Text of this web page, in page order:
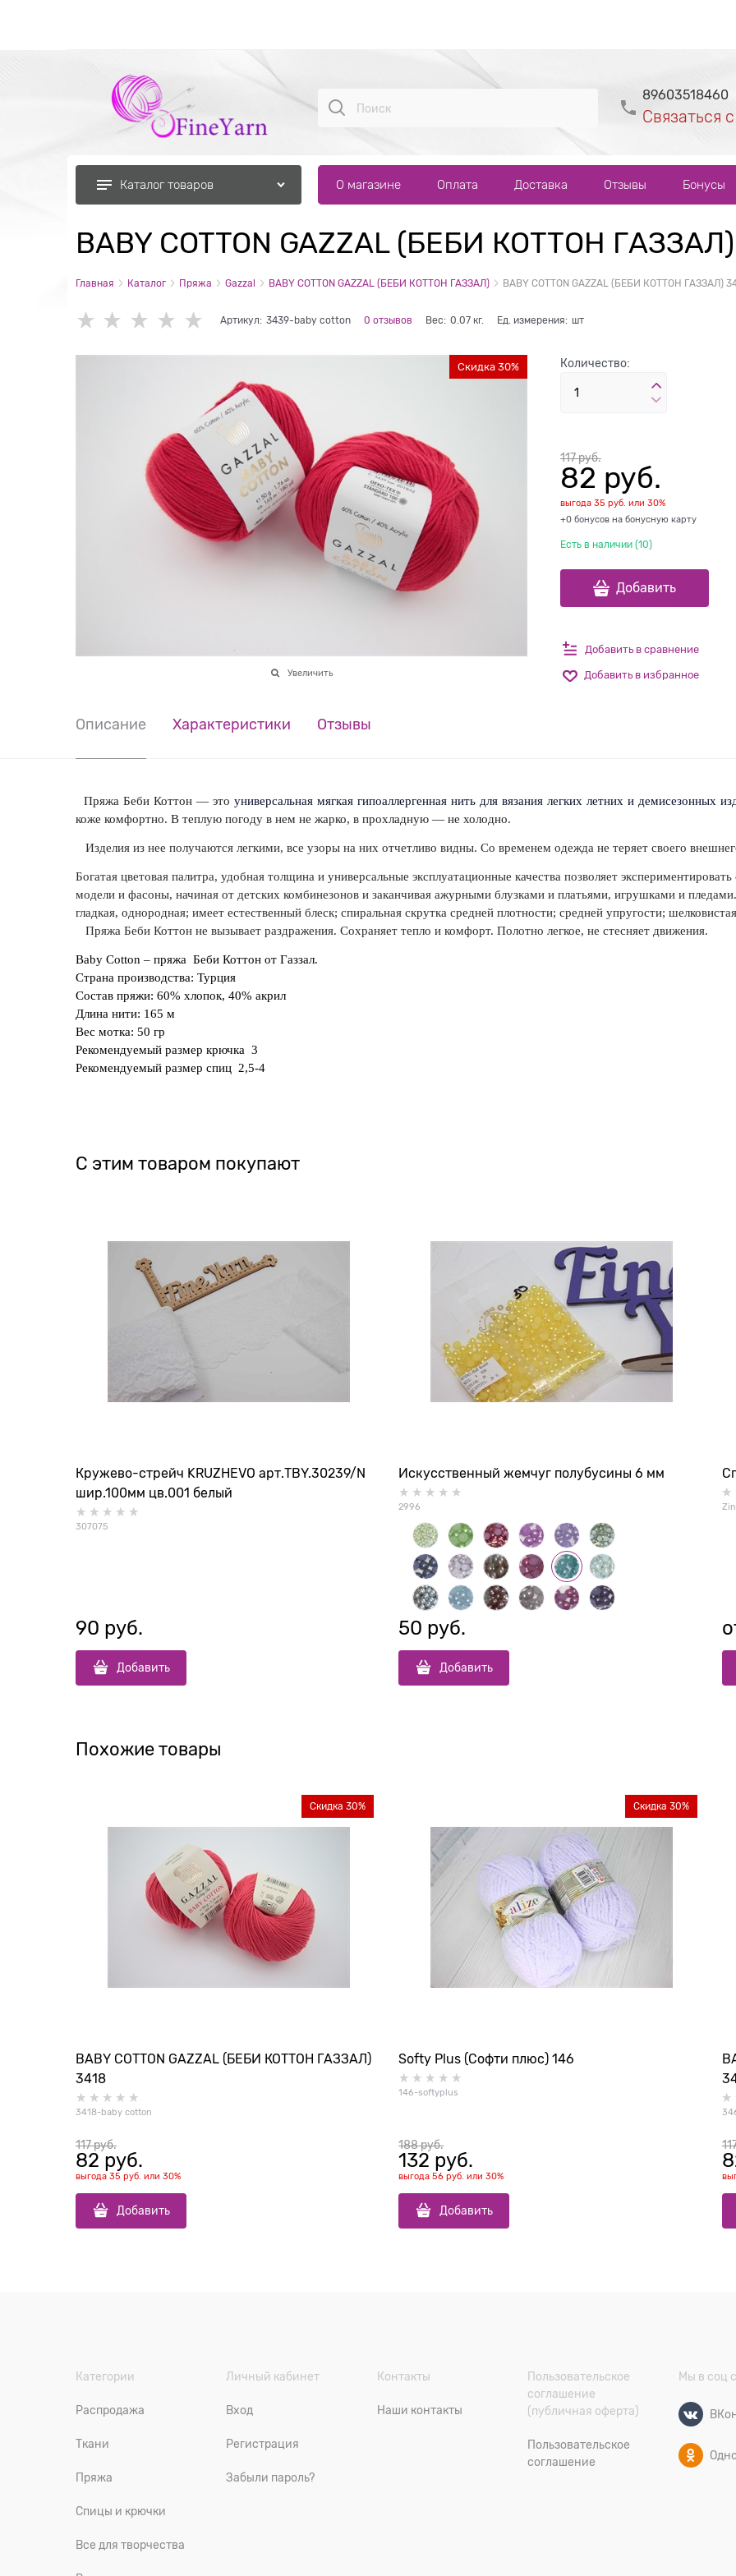
89603518460
Связаться
Каталог товаров О магазине Оплата Доставка Отзывы Бонусы
BABY COTTON GAZZAL (БЕБИ КОТТОН
Главная Каталог Пряжа Gazzal BABY COTTON GAZZAL (БЕБИ КОТТОН ГАЗЗАЛ) BABY COTTON GAZZAL (БЕБИ КОТТОН ГАЗЗАЛ)
Артикул: 3439-baby cotton 0 отзывов Вес: 0.07кг. Ед. измерения: шт
Скидка 30%
Увеличить
Количество:
117 руб.
82 руб.
выгода 35 руб. или 30%
+0 бонусов на бонусную карту
Есть в наличии (10)
Добавить
Добавить в сравнение
Добавить в избранное
Описание Характеристики Отзывы
Пряжа Беби Коттон — это универсальная мягкая гипоаллергенная нить для вязания легких летних и демисезонных
коже комфортно. В теплую погоду в нем не жарко, в прохладную — не холодно.
Изделия из нее получаются легкими, все узоры на них отчетливо видны. Со временем одежда не теряет своего
Богатая цветовая палитра, удобная толщина и универсальные эксплуатационные качества позволяет
модели и фасоны, начиная от детских комбинезонов и заканчивая ажурными блузками и платьями, игрушками и
гладкая, однородная; имеет естественный блеск; спиральная скрутка средней плотности; средней упругости;
Пряжа Беби Коттон не вызывает раздражения. Сохраняет тепло и комфорт. Полотно легкое, не стесняет движения.
Baby Cotton – пряжа Беби Коттон от Газзал.
Страна производства: Турция
Состав пряжи: 60% хлопок, 40% акрил
Длина нити: 165 м
Вес мотка: 50 гр
Рекомендуемый размер крючка 3
Рекомендуемый размер спиц 2,5-4
С этим товаром покупают
Кружево-стрейч KRUZHEVO арт.TBY.30239/N
шир.100мм цв.001 белый
307075
90 руб.
Добавить
Искусственный жемчуг полубусины 6 мм
2996
50 руб.
Добавить
Похожие товары
BABY COTTON GAZZAL (БЕБИ КОТТОН ГАЗЗАЛ)
3418
3418-baby cotton
Скидка 30%
117 руб.
82 руб.
выгода 35 руб. или 30%
Добавить
Softy Plus (Софти плюс) 146
146-softyplus
Скидка 30%
188 руб.
132 руб.
выгода56 руб. или30%
Добавить
Категории
Распродажа
Ткани
Пряжа
Спицы и крючки
Все для творчества
Личный кабинет
Вход
Регистрация
Забыли пароль?
Контакты
Наши контакты
Пользовательское
соглашение
(публичная оферта)
Пользовательское
соглашение
Мы в соц